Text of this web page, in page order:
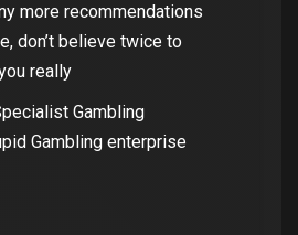
more recommendations
don’t believe twice to
really
Gambling
Gambling enterprise